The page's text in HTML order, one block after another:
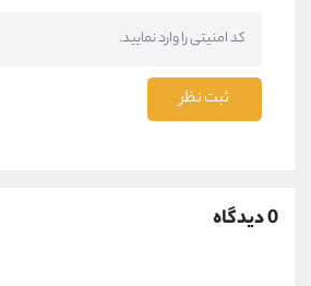
ثبت نظر
0 دیدگاه